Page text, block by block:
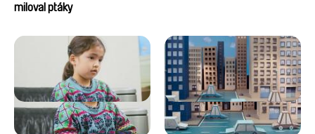
miloval ptáky